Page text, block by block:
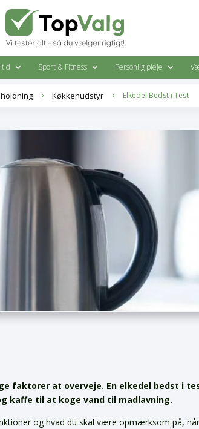
Sport & Fitness Personlig pleje
5 Køkkenudstyr 5 Elkedel Bedst i Test
faktorer at overveje. En elkedel bedst i
kaffe til at koge vand til madlavning.
og hvad du skal være opmærksom på,